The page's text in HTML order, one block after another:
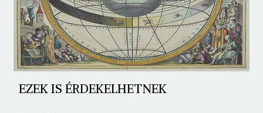
EZEK IS ÉRDEKELHETNEK